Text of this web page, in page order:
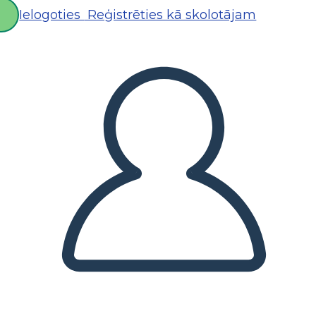
Ielogoties Reģistrēties kā skolotājam